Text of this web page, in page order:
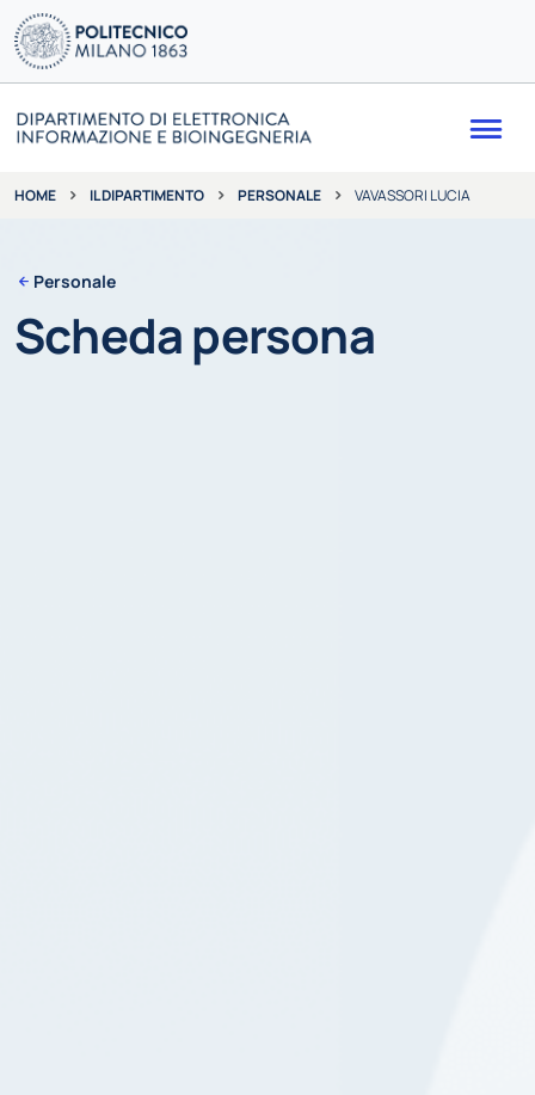
HOME IL DIPARTIMENTO PERSONALE VAVASSORI LUCIA
Personale
Scheda persona